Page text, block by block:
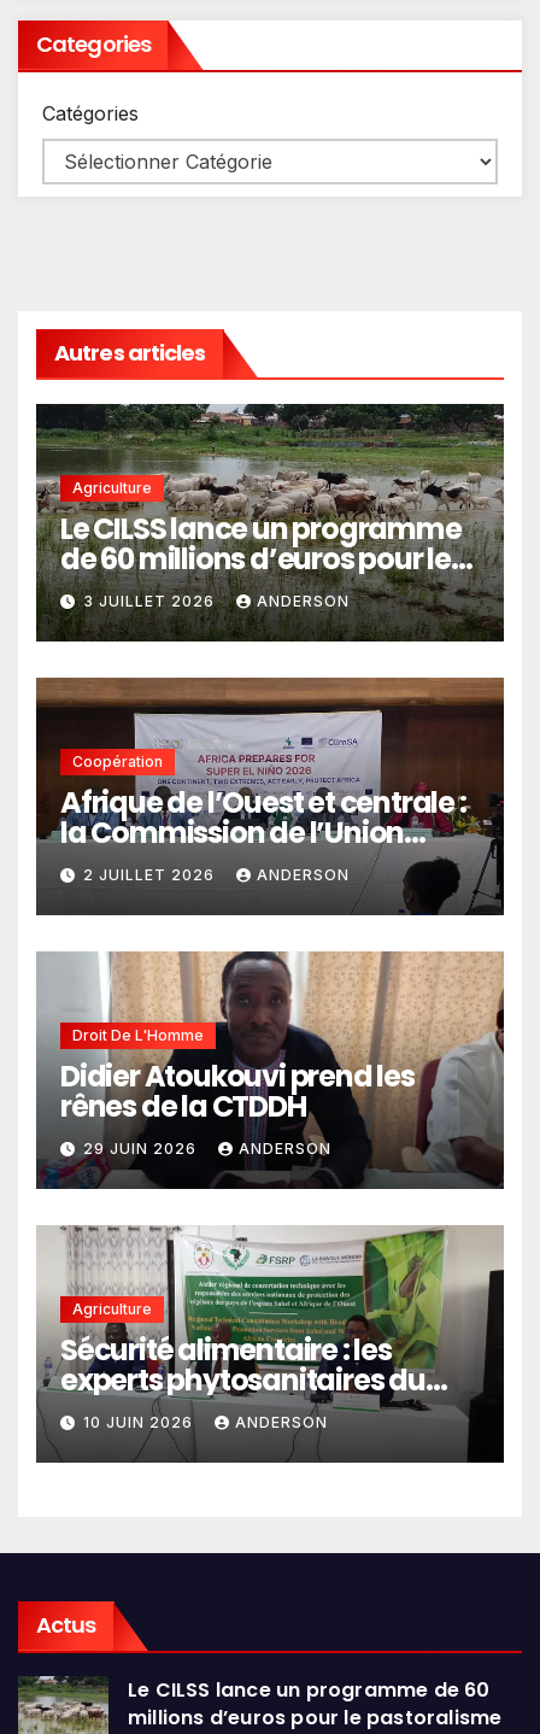
Categories
Catégories
Autres articles
Agriculture
Le CILSS lance un programme
de 60 millions d’euros pour le
pastoralisme
3 JUILLET 2026 ANDERSON
Coopération
Afrique de l’Ouest et centrale :
la Commission de l’Union
africaine veut renforcer
l’intégration des services
climatiques dans les
politiques publiques
2 JUILLET 2026 ANDERSON
Droit De L'Homme
Didier Atoukouvi prend les
rênes de la CTDDH
29 JUIN 2026 ANDERSON
Agriculture
Sécurité alimentaire : les
experts phytosanitaires du
Sahel et d’Afrique de l’Ouest
en conclave à Lomé
10 JUIN 2026 ANDERSON
Actus
Le CILSS lance un programme de 60
millions d’euros pour le pastoralisme